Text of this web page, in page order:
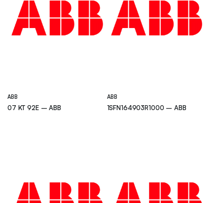
ABB
07 KT 92E – ABB
ABB
1SFN164903R1000 – ABB